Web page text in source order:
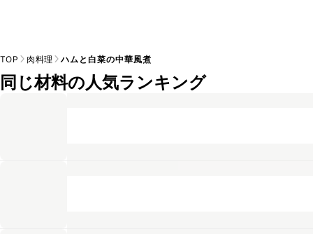
TOP 肉料理 ハムと白菜の中華風煮
同じ材料の人気ランキング